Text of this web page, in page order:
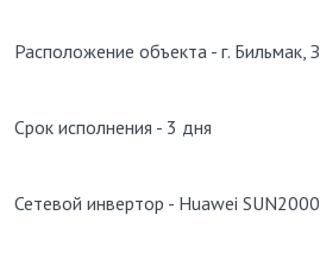
Расположение объекта - г. Бильмак,
Срок исполнения - 3 дня
Сетевой инвертор - Huawei